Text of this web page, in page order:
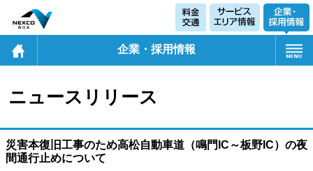
企業・採用情報
ニュースリリース
災害本復旧工事のため高松自動車道（鳴門IC～板野IC）の夜
間通行止めについて